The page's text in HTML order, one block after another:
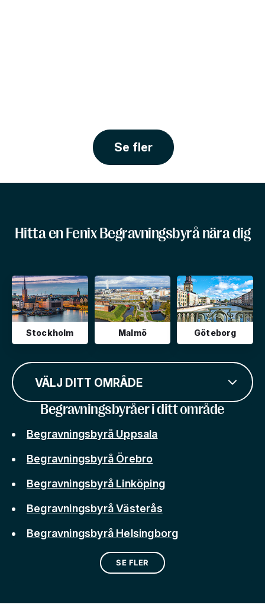
Se fler
Hitta en Fenix Begravningsbyrå nära dig
Stockholm Malmö Göteborg
VÄLJ DITT OMRÅDE
Begravningsbyråer i ditt område
Begravningsbyrå Uppsala
Begravningsbyrå Örebro
Begravningsbyrå Linköping
Begravningsbyrå Västerås
Begravningsbyrå Helsingborg
SE FLER